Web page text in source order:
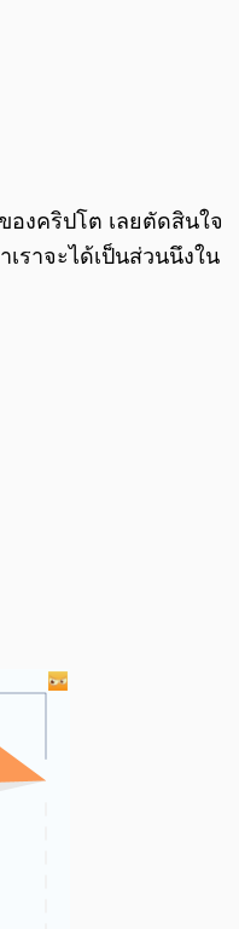
งคริปโต เลยตัดสินใจ
ราจะได้เป็นส่วนนึงใน